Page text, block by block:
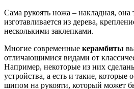
Сама рукоять ножа – накладная, она
изготавливается из дерева,
несколькими заклепками.
Многие современные керамбиты
отличающимися видами от
Например, некоторые из них
устройства, а есть и такие,
шипом на рукояти, который может